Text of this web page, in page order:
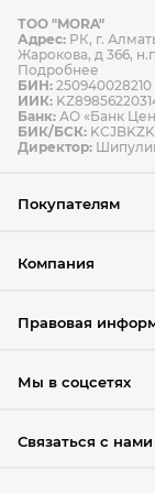
Способы оплаты
Условия возврата
ТОО "MORA"
Адрес: РК, г.
Жарокова, д 366,
Подробнее
БИН: 250940028210
ИИК:
Банк: АО «Банк
БИК/БСК:
Директор:
Покупателям
Компания
Правовая
Мы в соцсетях
Связаться с нами